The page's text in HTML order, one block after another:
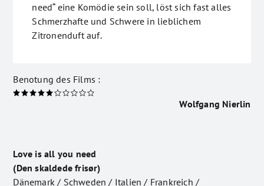
need“ eine Komödie sein soll, löst sich fast alles
Schmerzhafte und Schwere in lieblichem
Zitronenduft auf.
Benotung des Films :
Wolfgang Nierlin
Love is all you need
(Den skaldede frisør)
Dänemark / Schweden / Italien / Frankreich /